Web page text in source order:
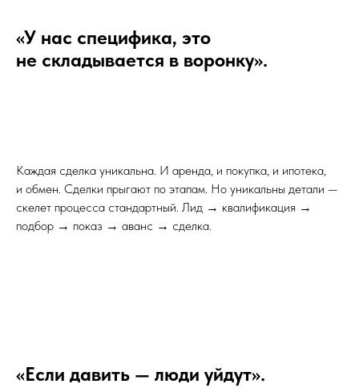
«У нас специфика, это
не складывается в воронку».
Каждая сделка уникальна. И аренда, и покупка, и ипотека,
и обмен. Сделки прыгают по этапам. Но уникальны детали —
скелет процесса стандартный. Лид → квалификация →
подбор → показ → аванс → сделка.
«Если давить — люди уйдут».